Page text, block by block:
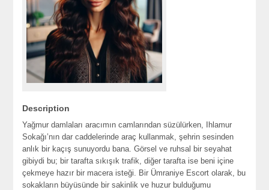
Description
Yağmur damlaları aracımın camlarından süzülürken, Ihlamur
Sokağı’nın dar caddelerinde araç kullanmak, şehrin sesinden
anlık bir kaçış sunuyordu bana. Görsel ve ruhsal bir seyahat
gibiydi bu; bir tarafta sıkışık trafik, diğer tarafta ise beni içine
çekmeye hazır bir macera isteği. Bir Ümraniye Escort olarak, bu
sokakların büyüsünde bir sakinlik ve huzur bulduğumu